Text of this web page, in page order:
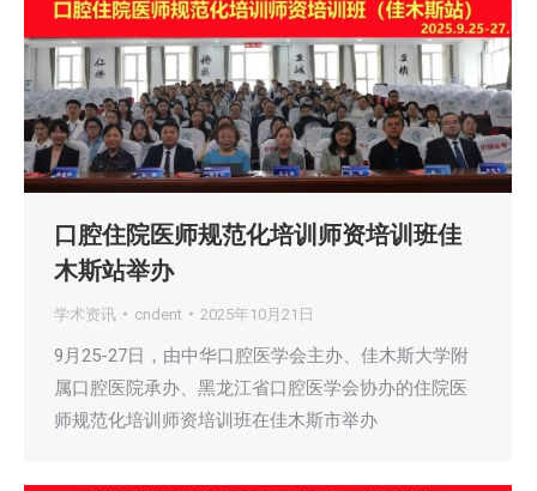
口腔住院医师规范化培训师资培训班佳
木斯站举办
学术资讯 cndent 2025年10月21日
9月25-27日，由中华口腔医学会主办、佳木斯大学附
属口腔医院承办、黑龙江省口腔医学会协办的住院医
师规范化培训师资培训班在佳木斯市举办